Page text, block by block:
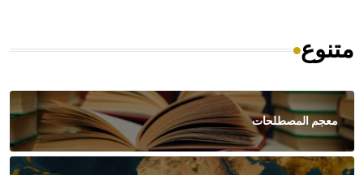
متنوع
معجم المصطلحات